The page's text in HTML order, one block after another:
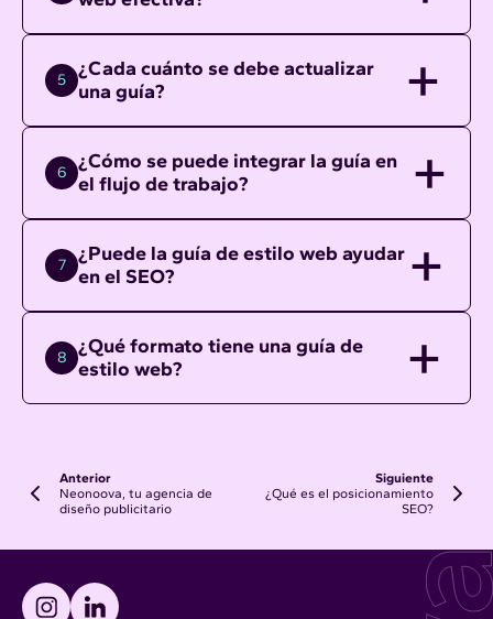
5
¿Cada cuánto se debe actualizar
una guía?
6
¿Cómo se puede integrar la guía en
el flujo de trabajo?
7
¿Puede la guía de estilo web ayudar
en el SEO?
8
¿Qué formato tiene una guía de
estilo web?
Anterior
Neonoova, tu agencia de
diseño publicitario
Siguiente
¿Qué es el posicionamiento
SEO?